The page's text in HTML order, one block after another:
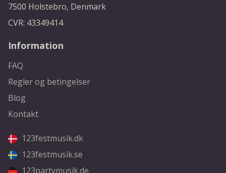
7500 Holstebro, Denmark
CVR: 43349414
Information
FAQ
Regler og betingelser
Blog
Kontakt
123festmusik.dk
123festmusik.se
123partymusik.de